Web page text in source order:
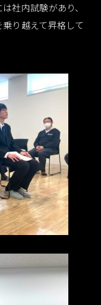
く
社内試験があり、
り越えて昇格して